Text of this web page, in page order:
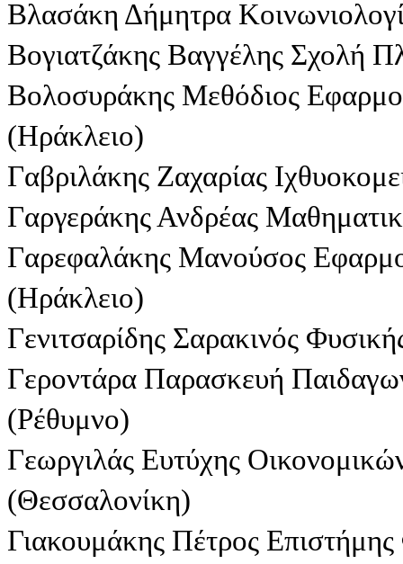
Βλασάκη Δήμητρα
Βογιατζάκης Βαγγέλης Σχολή
Βολοσυράκης Μεθόδιος
(Ηράκλειο)
Γαβριλάκης Ζαχαρίας
Γαργεράκης Ανδρέας
Γαρεφαλάκης Μανούσος
(Ηράκλειο)
Γενιτσαρίδης Σαρακινός
Γεροντάρα Παρασκευή
(Ρέθυμνο)
Γεωργιλάς Ευτύχης
(Θεσσαλονίκη)
Γιακουμάκης Πέτρος